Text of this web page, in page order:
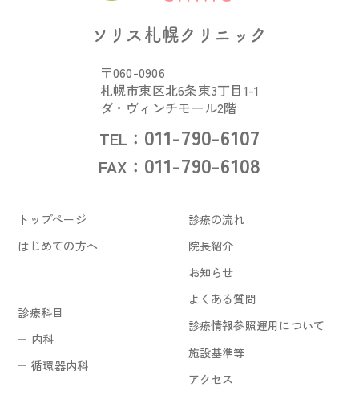
ソリス札幌クリニック
〒060-0906
札幌市東区北6条東3丁目1-1
ダ・ヴィンチモール2階
TEL： 011-790-6107
FAX： 011-790-6108
トップページ
はじめての方へ
診療科目
内科
循環器内科
診療の流れ
院長紹介
お知らせ
よくある質問
診療情報参照運用について
施設基準等
アクセス